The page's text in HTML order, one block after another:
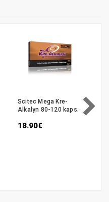
Scitec Mega Kre-
Alkalyn 80-120 kaps.
18.90€